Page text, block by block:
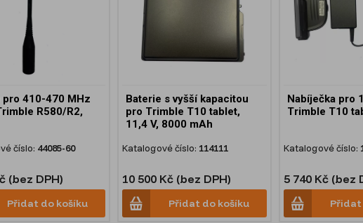
pro 410-470 MHz
R580/R2,
číslo: 44085-60
(bez DPH)
Přidat do košíku
Baterie s vyšší kapacitou
pro Trimble T10 tablet,
11,4 V, 8000 mAh
Katalogové číslo: 114111
10 500 Kč (bez DPH)
Přidat do košíku
Nabíječka pro
Trimble T10
Katalogové číslo:
5 740 Kč (bez
Přidat